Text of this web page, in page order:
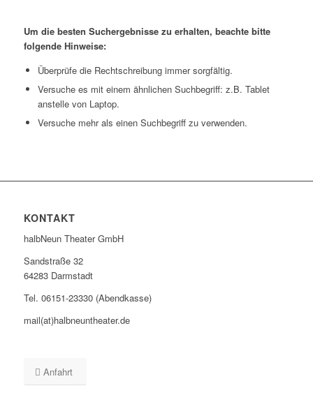
Um die besten Suchergebnisse zu erhalten, beachte bitte
folgende Hinweise:
Überprüfe die Rechtschreibung immer sorgfältig.
Versuche es mit einem ähnlichen Suchbegriff: z.B. Tablet
anstelle von Laptop.
Versuche mehr als einen Suchbegriff zu verwenden.
KONTAKT
halbNeun Theater GmbH
Sandstraße 32
64283 Darmstadt
Tel. 06151-23330 (Abendkasse)
mail(at)halbneuntheater.de
Anfahrt